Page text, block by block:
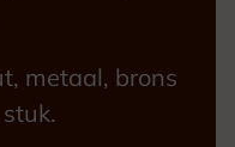
metaal, brons